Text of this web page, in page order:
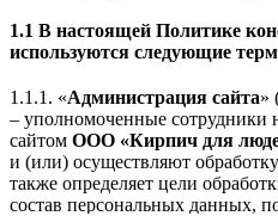
1.1 В настоящей Политике
используются следующие
1.1.1. «Администрация сайта»
– уполномоченные сотрудники
сайтом ООО «Кирпич для
и (или) осуществляют
также определяет цели
состав персональных данных,